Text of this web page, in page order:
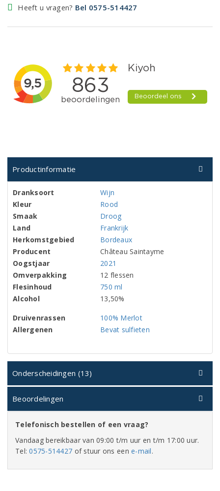
Heeft u vragen? Bel 0575-514427
Productinformatie
Dranksoort
Wijn
Kleur
Rood
Smaak
Droog
Land
Frankrijk
Herkomstgebied
Bordeaux
Producent
Château Saintayme
Oogstjaar
2021
Omverpakking
12 flessen
Flesinhoud
750 ml
Alcohol
13,50%
Druivenrassen
100% Merlot
Allergenen
Bevat sulfieten
Onderscheidingen (13)
Beoordelingen
Telefonisch bestellen of een vraag?
Vandaag bereikbaar van 09:00 t/m uur en t/m 17:00 uur.
Tel:0575-514427 of stuur ons eene-mail.